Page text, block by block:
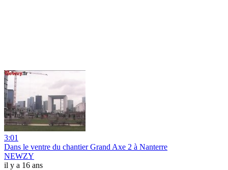
3:01
Dans le ventre du chantier Grand Axe 2 à Nanterre
NEWZY
il y a 16 ans